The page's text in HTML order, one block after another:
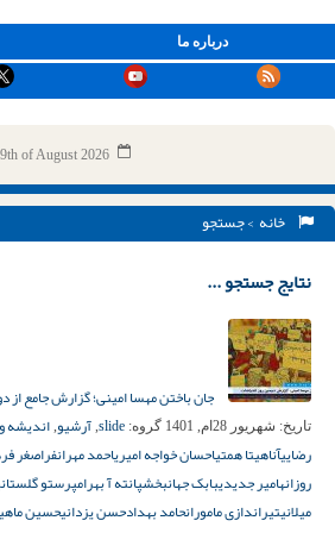
درباره ما
9th of August 2026
خانه > جستجو
نتایج جستجو ...
جان باختن مهسا امینی؛ گزارش جامع از
تاریخ: شهریور 28ام, 1401 گروه: slide
, آرشیو, اندیشه
رضاییآناهیتا همتیاحسان خواجه امیریاحمد مهرانفراصغر
روزانهامیر جدیدیبابک جهانبخشپانته آ بهرامپرستو
میلانیتیراندازی مامورانحامد بهدادحسن یزدانیحسین